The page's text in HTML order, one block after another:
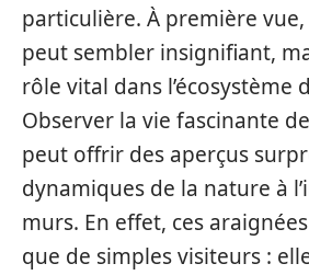
particulière. À première
peut sembler insignifiant,
rôle vital dans l’écosystème
Observer la vie fascinante
peut offrir des aperçus
dynamiques de la nature à
murs. En effet, ces
que de simples visiteurs :